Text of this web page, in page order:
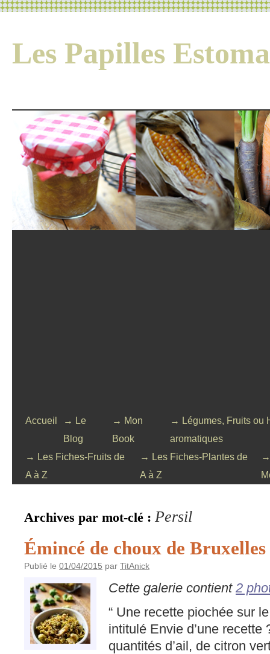
Les Papilles
Accueil
→ Le
Blog
→ Mon
Book
→ Légumes, Fruits ou
aromatiques
→ Les Fiches-Fruits de
A à Z
→ Les Fiches-Plantes de
A à Z
→
Archives par mot-clé : Persil
Émincé de choux de Bruxelles
Publié le 01/04/2015 par TitAnick
Cette galerie contient 2
“ Une recette piochée sur
intitulé Envie d’une recette
quantités d’ail, de citron